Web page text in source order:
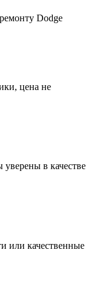
Dodge
цена не
в качестве
или качественные